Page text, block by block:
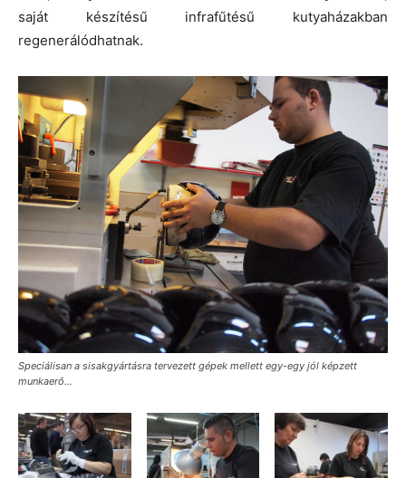
saját készítésű infrafűtésű kutyaházakban
regenerálódhatnak.
Speciálisan a sisakgyártásra tervezett gépek mellett egy-egy jól képzett
munkaerő…